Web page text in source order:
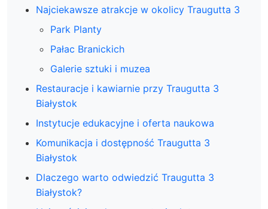
Najciekawsze atrakcje w okolicy Traugutta 3
Park Planty
Pałac Branickich
Galerie sztuki i muzea
Restauracje i kawiarnie przy Traugutta 3
Białystok
Instytucje edukacyjne i oferta naukowa
Komunikacja i dostępność Traugutta 3
Białystok
Dlaczego warto odwiedzić Traugutta 3
Białystok?